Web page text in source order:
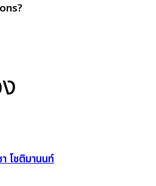
โชติมานนท์